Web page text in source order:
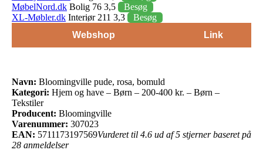
MøbelNord.dk Bolig 76 3,5
Besøg
XL-Møbler.dk Interiør 211 3,3
Besøg
Webshop
Link
Navn: Bloomingville pude, rosa, bomuld
Kategori: Hjem og have – Børn – 200-400 kr. – Børn –
Tekstiler
Producent: Bloomingville
Varenummer: 307023
EAN: 5711173197569Vurderet til 4.6 ud af 5 stjerner baseret på
28 anmeldelser